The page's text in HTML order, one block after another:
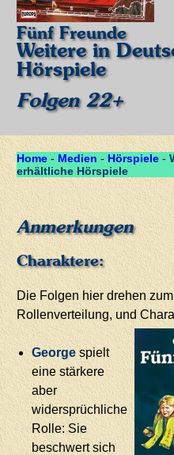
Fünf Freunde
Weitere in
Hörspiele
Folgen 22+
Home - Medien - Hörspiele -
erhältliche Hörspiele
Anmerkungen
Charaktere:
Die Folgen hier drehen
Rollenverteilung, und
Georgespielt
eine stärkere
aber
widersprüchliche
Rolle: Sie
beschwert sich